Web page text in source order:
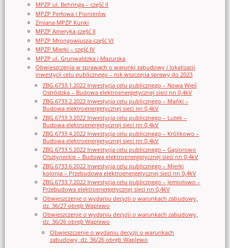
MPZP ul. Behringa – część II
MPZP Perłowa i Pionierów
Zmiana MPZP Kunki
MPZP Ameryka-część II
MPZP Mrongowiusza-część VI
MPZP Mierki – część IV
MPZP ul. Grunwaldzka i Mazurska
Obwieszczenia w sprawach o warunki zabudowy i lokalizacji
inwestycji celu publicznego – rok wszczęcia sprawy do 2023
ZBG.6733.1.2022 Inwestycja celu publicznego – Nowa Wieś
Ostródzka – Budowa elektroenergetycznej sieci nn 0,4kV
ZBG.6733.2.2022 Inwestycja celu publicznego – Mańki –
Budowa elektroenergetycznej sieci nn 0,4kV
ZBG.6733.3.2022 Inwestycja celu publicznego – Lutek –
Budowa elektroenergetycznej sieci nn 0,4kV
ZBG.6733.4.2022 Inwestycja celu publicznego – Królikowo –
Budowa elektroenergetycznej sieci nn 0,4kV
ZBG.6733.5.2022 Inwestycja celu publicznego – Gąsiorowo
Olsztyneckie – Budowa elektroenergetycznej sieci nn 0,4kV
ZBG.6733.6.2022 Inwestycja celu publicznego – Mierki
kolonia – Przebudowa elektroenergetycznej sieci nn 0,4kV
ZBG.6733.7.2022 Inwestycja celu publicznego – Jemiołowo –
Przebudowa elektroenergetycznej sieci nn 0,4kV
Obwieszczenie o wydaniu decyzji o warunkach zabudowy,
dz. 36/27 obręb Waplewo
Obwieszczenie o wydaniu decyzji o warunkach zabudowy,
dz. 36/26 obręb Waplewo
Obwieszczenie o wydaniu decyzji o warunkach
zabudowy, dz. 36/26 obręb Waplewo